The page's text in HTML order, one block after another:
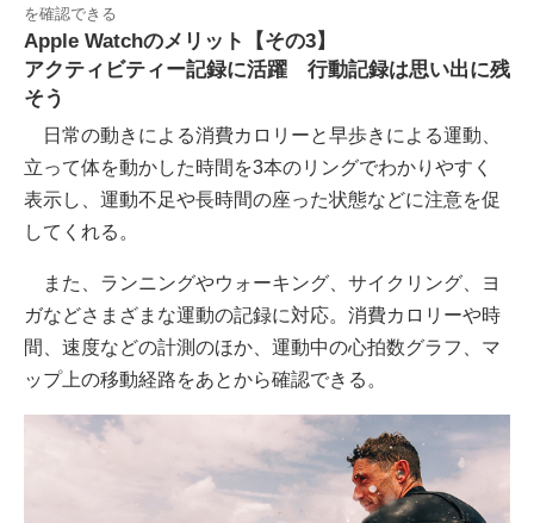
を確認できる
Apple Watchのメリット【その3】
アクティビティー記録に活躍 行動記録は思い出に残
そう
日常の動きによる消費カロリーと早歩きによる運動、
立って体を動かした時間を3本のリングでわかりやすく
表示し、運動不足や長時間の座った状態などに注意を促
してくれる。
また、ランニングやウォーキング、サイクリング、ヨ
ガなどさまざまな運動の記録に対応。消費カロリーや時
間、速度などの計測のほか、運動中の心拍数グラフ、マ
ップ上の移動経路をあとから確認できる。